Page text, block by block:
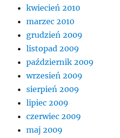
kwiecień 2010
marzec 2010
grudzień 2009
listopad 2009
październik 2009
wrzesień 2009
sierpień 2009
lipiec 2009
czerwiec 2009
maj 2009